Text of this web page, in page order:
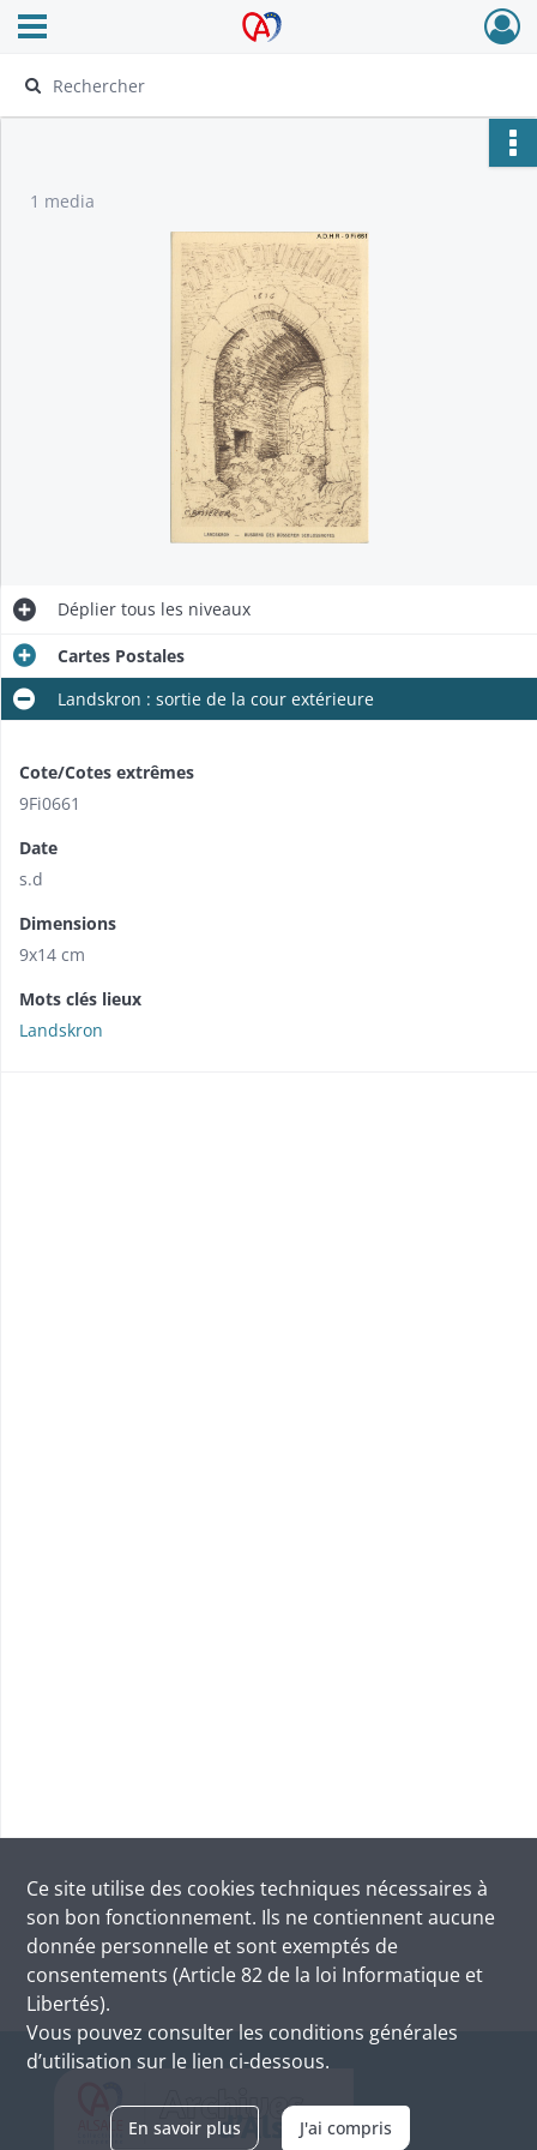
Archives Alsace - Colmar
Ouvrir le menu déroulant
1 media
Déplier tous les niveaux
Cartes Postales
Landskron : sortie de la cour extérieure
Cote/Cotes extrêmes
9Fi0661
Date
s.d
Dimensions
9x14 cm
Mots clés lieux
Landskron
Ce site utilise des cookies techniques nécessaires à
son bon fonctionnement. Ils ne contiennent aucune
donnée personnelle et sont exemptés de
consentements (Article 82 de la loi Informatique et
Libertés).
Vous pouvez consulter les conditions générales
d’utilisation sur le lien ci-dessous.
En savoir plus J'ai compris